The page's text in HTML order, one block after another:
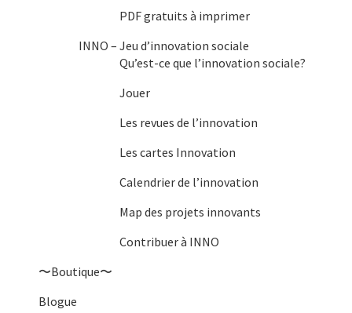
PDF gratuits à imprimer
INNO – Jeu d’innovation sociale
Qu’est-ce que l’innovation sociale?
Jouer
Les revues de l’innovation
Les cartes Innovation
Calendrier de l’innovation
Map des projets innovants
Contribuer à INNO
〜Boutique〜
Blogue